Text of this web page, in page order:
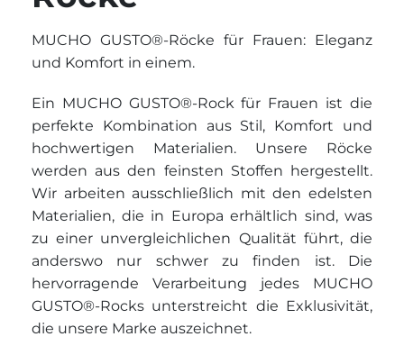
MUCHO GUSTO®-Röcke für Frauen: Eleganz
und Komfort in einem.
Ein MUCHO GUSTO®-Rock für Frauen ist die
perfekte Kombination aus Stil, Komfort und
hochwertigen Materialien. Unsere Röcke
werden aus den feinsten Stoffen hergestellt.
Wir arbeiten ausschließlich mit den edelsten
Materialien, die in Europa erhältlich sind, was
zu einer unvergleichlichen Qualität führt, die
anderswo nur schwer zu finden ist. Die
hervorragende Verarbeitung jedes MUCHO
GUSTO®-Rocks unterstreicht die Exklusivität,
die unsere Marke auszeichnet.